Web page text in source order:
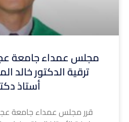
مجلس عمداء جامعة
ترقية الدكتور خالد
أستاذ
قرر مجلس عمداء جامعة